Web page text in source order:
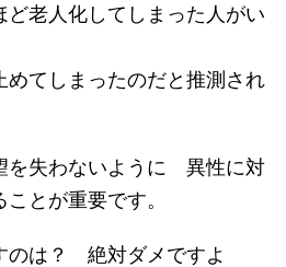
ど老人化してしまった人がい
めてしまったのだと推測され
を失わないように 異性に対
とが重要です。
のは？ 絶対ダメですよ